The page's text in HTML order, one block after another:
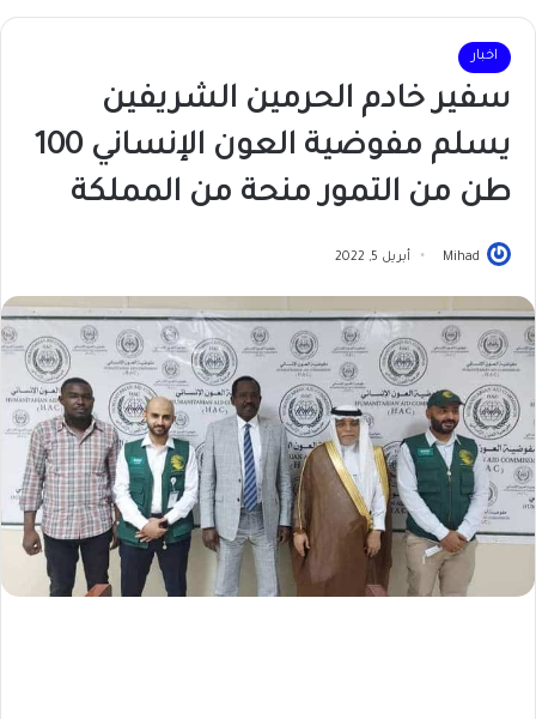
اخبار
سفير خادم الحرمين الشريفين
يسلم مفوضية العون الإنساني 100
طن من التمور منحة من المملكة
Mihad أبريل 5, 2022